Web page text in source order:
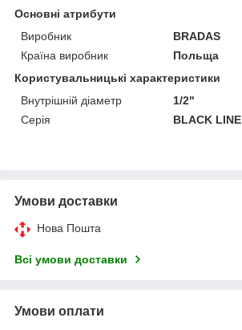
Основні атрибути
Виробник
BRADAS
Країна виробник
Польща
Користувальницькі характеристики
Внутрішній діаметр
1/2"
Серія
BLACK LINE
Умови доставки
Нова Пошта
Всі умови доставки
Умови оплати